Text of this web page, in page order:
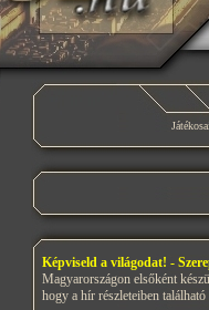
Képviseld a világodat! -
Magyarországon elsőként
hogy a hír részleteiben